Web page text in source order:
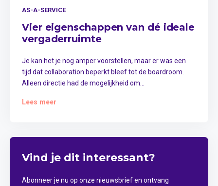
AS-A-SERVICE
Vier eigenschappen van dé ideale
vergaderruimte
Je kan het je nog amper voorstellen, maar er was een
tijd dat collaboration beperkt bleef tot de boardroom.
Alleen directie had de mogelijkheid om...
Lees meer
Vind je dit interessant?
Abonneer je nu op onze nieuwsbrief en ontvang